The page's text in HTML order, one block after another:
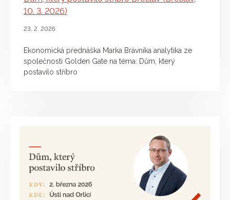
10. 3. 2026)
23. 2. 2026
Ekonomická přednáška Marka Brávníka analytika ze
společnosti Golden Gate na téma: Dům, který
postavilo stříbro